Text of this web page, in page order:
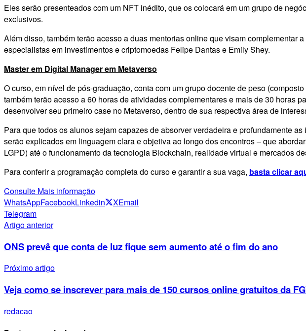
Eles serão presenteados com um NFT inédito, que os colocará em um grupo de
exclusivos.
Além disso, também terão acesso a duas mentorias online que visam
especialistas em investimentos e criptomoedas Felipe Dantas e Emily Shey.
Master em Digital Manager em Metaverso
O curso, em nível de pós-graduação, conta com um grupo docente de peso
também terão acesso a 60 horas de atividades complementares e mais de 30 horas
desenvolver seu primeiro case no Metaverso, dentro de sua respectiva área de
Para que todos os alunos sejam capazes de absorver verdadeira e profundamente
serão explicados em linguagem clara e objetiva ao longo dos encontros – que
LGPD) até o funcionamento da tecnologia Blockchain, realidade virtual e mercados
Para conferir a programação completa do curso e garantir a sua vaga, basta clicar
Consulte Mais informação
WhatsAppFacebookLinkedin XEmail
Telegram
Artigo anterior
ONS prevê que conta de luz fique sem aumento até o fim do ano
Próximo artigo
Veja como se inscrever para mais de 150 cursos online gratuitos da
redacao